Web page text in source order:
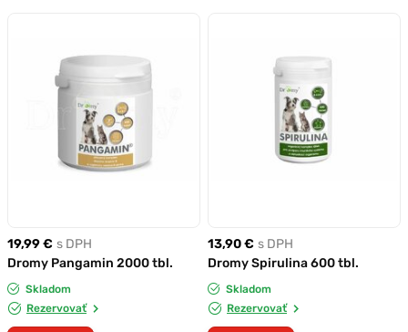
19,99 € s DPH
Dromy Pangamin 2000 tbl.
Skladom
Rezervovať
13,90 € s DPH
Dromy Spirulina 600 tbl.
Skladom
Rezervovať